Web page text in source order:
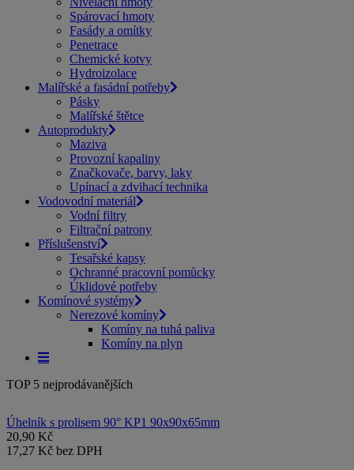
Spárovací hmoty
Fasády a omítky
Penetrace
Chemické kotvy
Hydroizolace
Malířské a fasádní potřeby
Pásky
Malířské štětce
Autoprodukty
Maziva
Provozní kapaliny
Značkovače, barvy, laky
Upínací a zdvihací technika
Vodovodní materiál
Vodní filtry
Filtrační patrony
Příslušenství
Tesařské kapsy
Ochranné pracovní pomůcky
Úklidové potřeby
Komínové systémy
Nerezové komíny
Komíny na tuhá paliva
Komíny na plyn
TOP 5 nejprodávanějších
Úhelník s prolisem 90° KP1 90x90x65mm
20,90 Kč
17,27 Kč bez DPH